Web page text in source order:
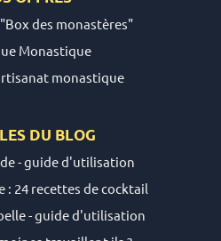
des monastères"
Monastique
monastique
DU BLOG
- guide d'utilisation
: 24 recettes de cocktail
- guide d'utilisation